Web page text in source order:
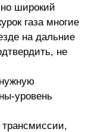
широкий
газа многие
на дальние
не
уровень